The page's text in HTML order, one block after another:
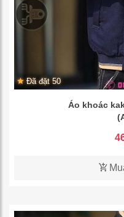
Đã đặt 50
Áo khoác